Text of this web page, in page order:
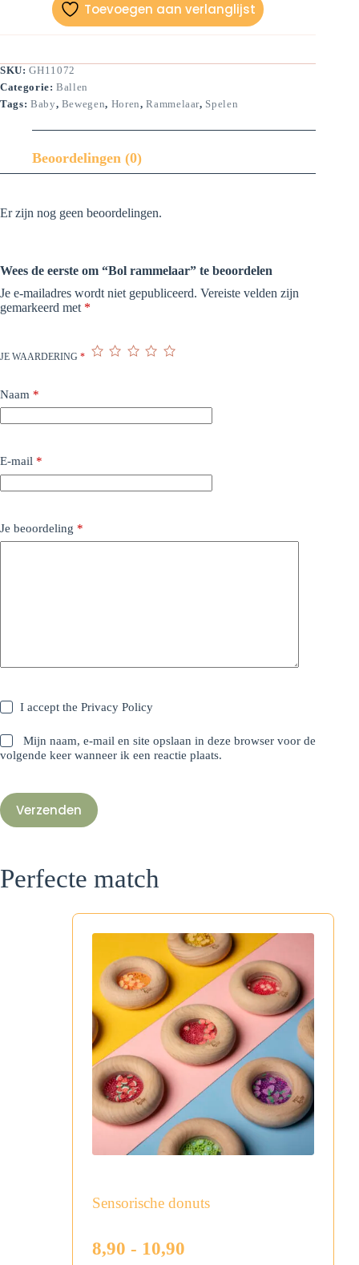
Toevoegen aan verlanglijst
SKU:GH11072
Categorie:Ballen
Tags: Baby, Bewegen, Horen,Rammelaar, Spelen
Beoordelingen (0)
Er zijn nog geen beoordelingen.
Wees de eerste om “Bol rammelaar” te beoordelen
Je e-mailadres wordt niet gepubliceerd. Vereiste velden zijn
gemarkeerd met *
JE WAARDERING *
Naam *
E-mail *
Je beoordeling *
I accept thePrivacy Policy
Mijn naam, e-mail en site opslaan in deze browser voor de
volgende keer wanneer ik een reactie plaats.
Verzenden
Perfecte match
Sensorische donuts
8,90 - 10,90